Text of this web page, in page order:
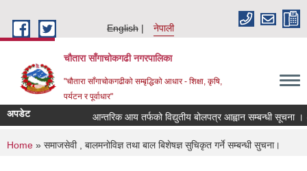
English
नेपाली
चौतारा साँगाचोकगढी नगरपालिका
"चौतारा साँगाचोकगढीको सम्बृद्धिको आधार - शिक्षा, कृषि,
पर्यटन र पूर्वाधार"
अपडेट आन्तरिक आय तर्फको विद्युतीय बोलपत्र आह्वान सम्बन्धी सूचना ।
You are here
Home » समाजसेवी , बालमनोविज्ञ तथा बाल बिशेषज्ञ सुचिकृत गर्ने सम्बन्धी सुचना।